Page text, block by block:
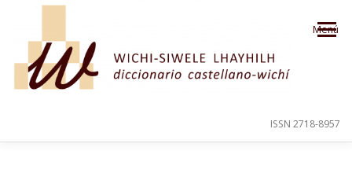
Saltar al contenido
Menú
ISSN 2718-8957